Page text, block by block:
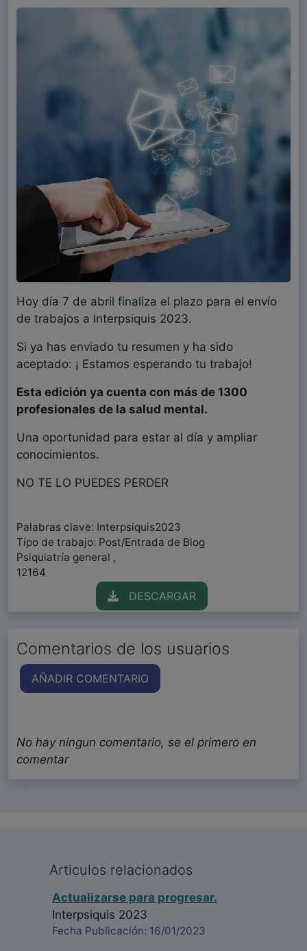
Hoy día 7 de abril finaliza el plazo para el envío
de trabajos a Interpsiquis 2023.
Si ya has enviado tu resumen y ha sido
aceptado: ¡ Estamos esperando tu trabajo!
Esta edición ya cuenta con más de 1300
profesionales de la salud mental.
Una oportunidad para estar al día y ampliar
conocimientos.
NO TE LO PUEDES PERDER
Palabras clave: Interpsiquis2023
Tipo de trabajo: Post/Entrada de Blog
Psiquiatría general ,
12164
DESCARGAR
Comentarios de los usuarios
AÑADIR COMENTARIO
No hay ningun comentario, se el primero en
comentar
Articulos relacionados
Actualizarse para progresar.
Interpsiquis 2023
Fecha Publicación: 16/01/2023